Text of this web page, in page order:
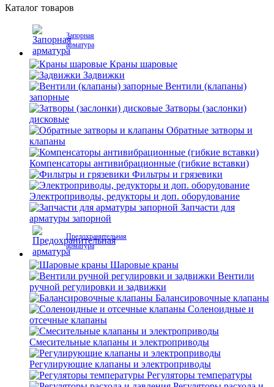
Каталог товаров
Запорная
арматура
Краны шаровые
Задвижки
Вентили (клапаны)
запорные
Затворы (заслонки)
дисковые
Обратные затворы и
клапаны
Компенсаторы антивибрационные (гибкие вставки)
Фильтры и грязевики
Электроприводы, редукторы и доп. оборудование
Запчасти для
арматуры запорной
Предохранительная
арматура
Шаровые краны
Вентили
ручной регулировки и задвижки
Балансировочные клапаны
Соленоидные и
отсечные клапаны
Смесительные клапаны и электроприводы
Регулирующие клапаны и электроприводы
Регуляторы температуры